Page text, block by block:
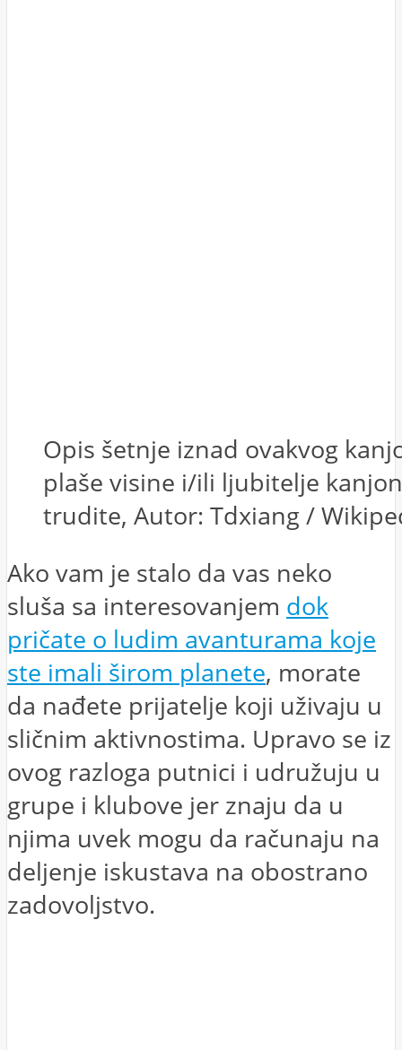
Opis šetnje iznad ovakvog
plaše visine i/ili ljubitelje
trudite, Autor: Tdxiang /
Ako vam je stalo da vas neko
sluša sa interesovanjem dok
pričate o ludim avanturama koje
ste imali širom planete, morate
da nađete prijatelje koji uživaju u
sličnim aktivnostima. Upravo se iz
ovog razloga putnici i udružuju u
grupe i klubove jer znaju da u
njima uvek mogu da računaju na
deljenje iskustava na obostrano
zadovoljstvo.